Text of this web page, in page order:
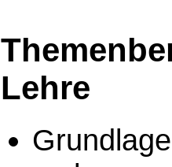
Lehre